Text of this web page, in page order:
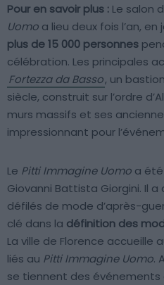
Pour en savoir plus : Le salon
Uomo a lieu deux fois l’an,
plus de 15 000 personnes
célébration. Les principales
Fortezza da Basso, un
siècle, construit sur l’ordre
murs massifs et ses
impressionnant pour
Le Pitti Immagine Uomo a
Giovanni Battista Giorgini. Il
défilés de mode d’après-
clé dans la définition des
La ville de Florence accueille
liés au Pitti Immagine Uomo.
se tiennent des événements